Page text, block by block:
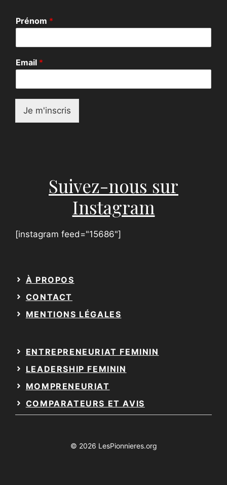
Prénom *
*
*
m
a
Email *
Je m'inscris
Suivez-nous sur
Instagram
[instagram feed="15686"]
À PROPOS
CONTACT
MENTIONS LÉGALES
ENTREPRENEURIAT FEMININ
LEADERSHIP FEMININ
MOMPRENEURIAT
COMPARATEURS ET AVIS
© 2026 LesPionnieres.org